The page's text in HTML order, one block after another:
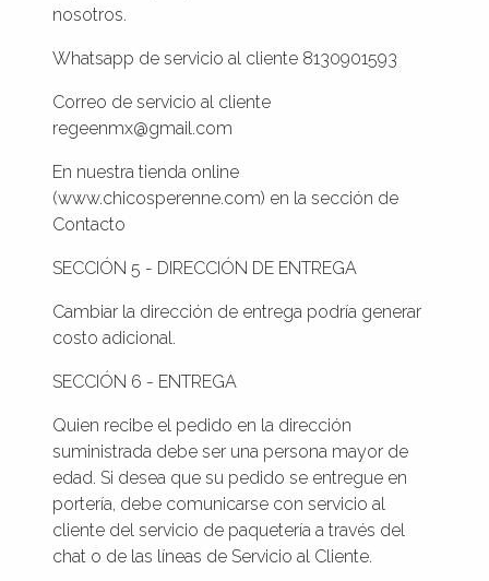
nosotros.
Whatsapp de servicio al cliente 8130901593
Correo de servicio al cliente
regeenmx@gmail.com
En nuestra tienda online
(www.chicosperenne.com) en la sección de
Contacto
SECCIÓN 5 - DIRECCIÓN DE ENTREGA
Cambiar la dirección de entrega podría generar
costo adicional.
SECCIÓN 6 - ENTREGA
Quien recibe el pedido en la dirección
suministrada debe ser una persona mayor de
edad. Si desea que su pedido se entregue en
portería, debe comunicarse con servicio al
cliente del servicio de paquetería a través del
chat o de las líneas de Servicio al Cliente.